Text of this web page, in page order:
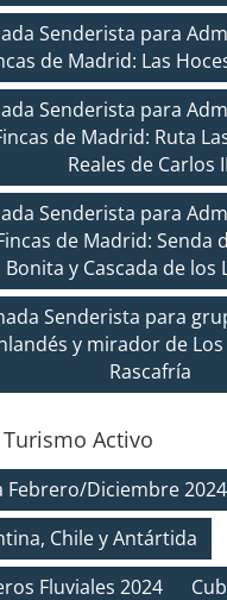
Senderista para
de Madrid: Las
Senderista para
de Madrid: Ruta
Reales de Carlos
Senderista para
de Madrid: Senda
Bonita y Cascada de los
Senderista para
y mirador de
Rascafría
Activo
Febrero/Diciembre 2024
Chile y Antártida
Fluviales 2024